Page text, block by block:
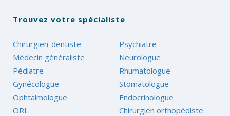
Trouvez votre spécialiste
Chirurgien-dentiste
Médecin généraliste
Pédiatre
Gynécologue
Ophtalmologue
ORL
Psychiatre
Neurologue
Rhumatologue
Stomatologue
Endocrinologue
Chirurgien orthopédiste